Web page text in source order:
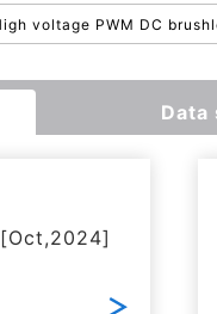
voltage PWM DC
Data
[Oct,2024]